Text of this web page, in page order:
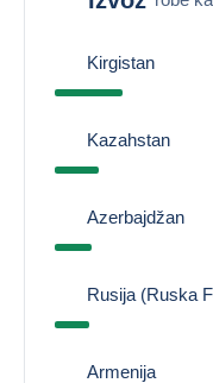
Kirgistan
Kazahstan
Azerbajdžan
Rusija (Ruska
Armenija